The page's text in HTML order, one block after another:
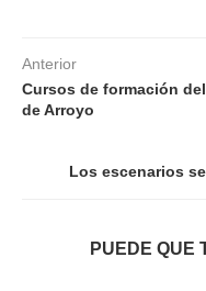
Anterior
Cursos de formación
de Arroyo
Los escenarios
PUEDE QUE